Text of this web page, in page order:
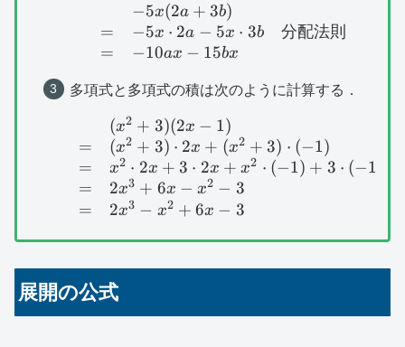
\begin{array}{lll}&-
=
=
−5x(2a + 3b)
−5x ⋅ 2a − 5x ⋅ 3b
−10ax − 15bx
分配法則
多項式と多項式の積は次のように計算する．
=
=
=
=
(x2 + 3)(2x − 1)
(x2 + 3) ⋅ 2x + (x2 + 3) ⋅ (−1)
x2 ⋅ 2x + 3 ⋅ 2x + x2 ⋅ (−1) + 3 ⋅ (−1
2x3 + 6x − x2 − 3
2x3 − x2 + 6x − 3
展開の公式